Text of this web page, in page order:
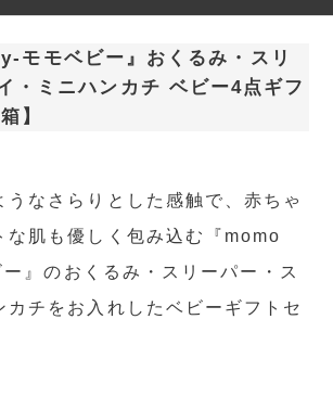
モモベビー』おくるみ・スリ
・ミニハンカチ ベビー4点ギフ
】
うなさらりとした感触で、赤ちゃ
な肌も優しく包み込む『momo
』のおくるみ・スリーパー・ス
カチをお入れしたベビーギフトセ